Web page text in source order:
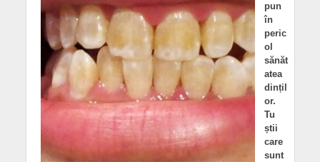
pun
în
peric
ol
sănăt
atea
dințil
or.
Tu
știi
care
sunt